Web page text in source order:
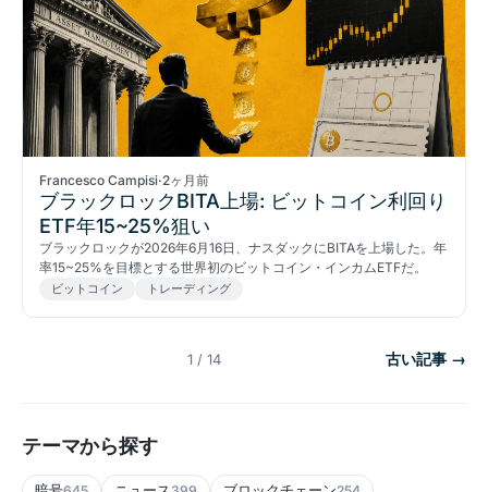
Francesco Campisi·2ヶ月前
ブラックロックBITA上場: ビットコイン利回り
ETF年15~25%狙い
ブラックロックが2026年6月16日、ナスダックにBITAを上場した。年
率15~25%を目標とする世界初のビットコイン・インカムETFだ。
ビットコイン トレーディング
1 / 14 古い記事 →
テーマから探す